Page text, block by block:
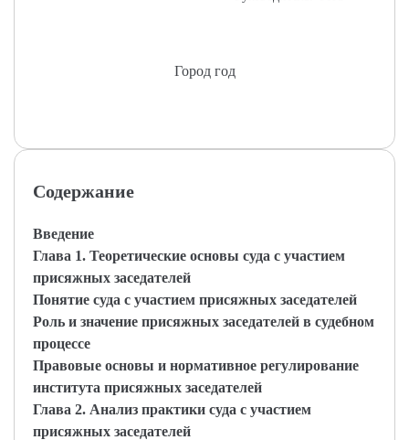
Город год
Содержание
Введение
Глава 1. Теоретические основы суда с участием
присяжных заседателей
Понятие суда с участием присяжных заседателей
Роль и значение присяжных заседателей в судебном
процессе
Правовые основы и нормативное регулирование
института присяжных заседателей
Глава 2. Анализ практики суда с участием
присяжных заседателей